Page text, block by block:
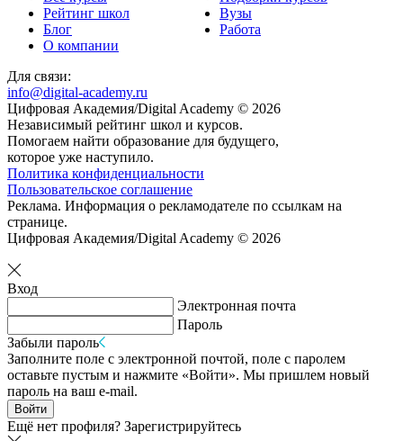
Рейтинг школ
Вузы
Блог
Работа
О компании
Для связи:
info@digital-academy.ru
Цифровая Академия/Digital Academy © 2026
Независимый рейтинг школ и курсов.
Помогаем найти образование для будущего,
которое уже наступило.
Политика конфиденциальности
Пользовательское соглашение
Реклама. Информация о рекламодателе по ссылкам на
странице.
Цифровая Академия/Digital Academy © 2026
Вход
Электронная почта
Пароль
Забыли пароль
Заполните поле с электронной почтой, поле с паролем
оставьте пустым и нажмите «Войти». Мы пришлем новый
пароль на ваш e-mail.
Войти
Ещё нет профиля? Зарегистрируйтесь